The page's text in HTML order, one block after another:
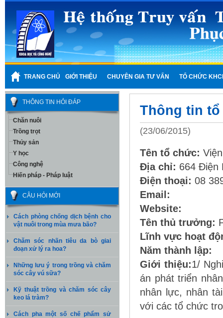
TRANG CHỦ GIỚI THIỆU CHUYÊN GIA TƯ VẤN TỔ CHỨC
THÔNG TIN HỎI ĐÁP
Chăn nuôi
Trồng trọt
Thủy sản
Y học
Công nghệ
Hiến pháp - Pháp luật
CÂU HỎI MỚI
Cách phòng chống dịch bệnh cho
vật nuôi trong mùa mưa bão?
Chăm sóc nhãn tiêu da bò giai
đoạn xử lý ra hoa?
Những lưu ý trong trồng và chăm
sóc cây vú sữa?
Kỹ thuật trồng và chăm sóc cây
keo lá tràm?
Cách pha một số chế phẩm sử
Thông tin
(23/06/2015)
Tên tổ chức:
Địa chỉ: 664 Điện
Điện thoại: 08
Email:
Website:
Tên thủ trưởng:
Lĩnh vực hoạt
Năm thành lập:
Giới thiệu:1/
án phát triển
nhân lực, nhân
với các tổ chức